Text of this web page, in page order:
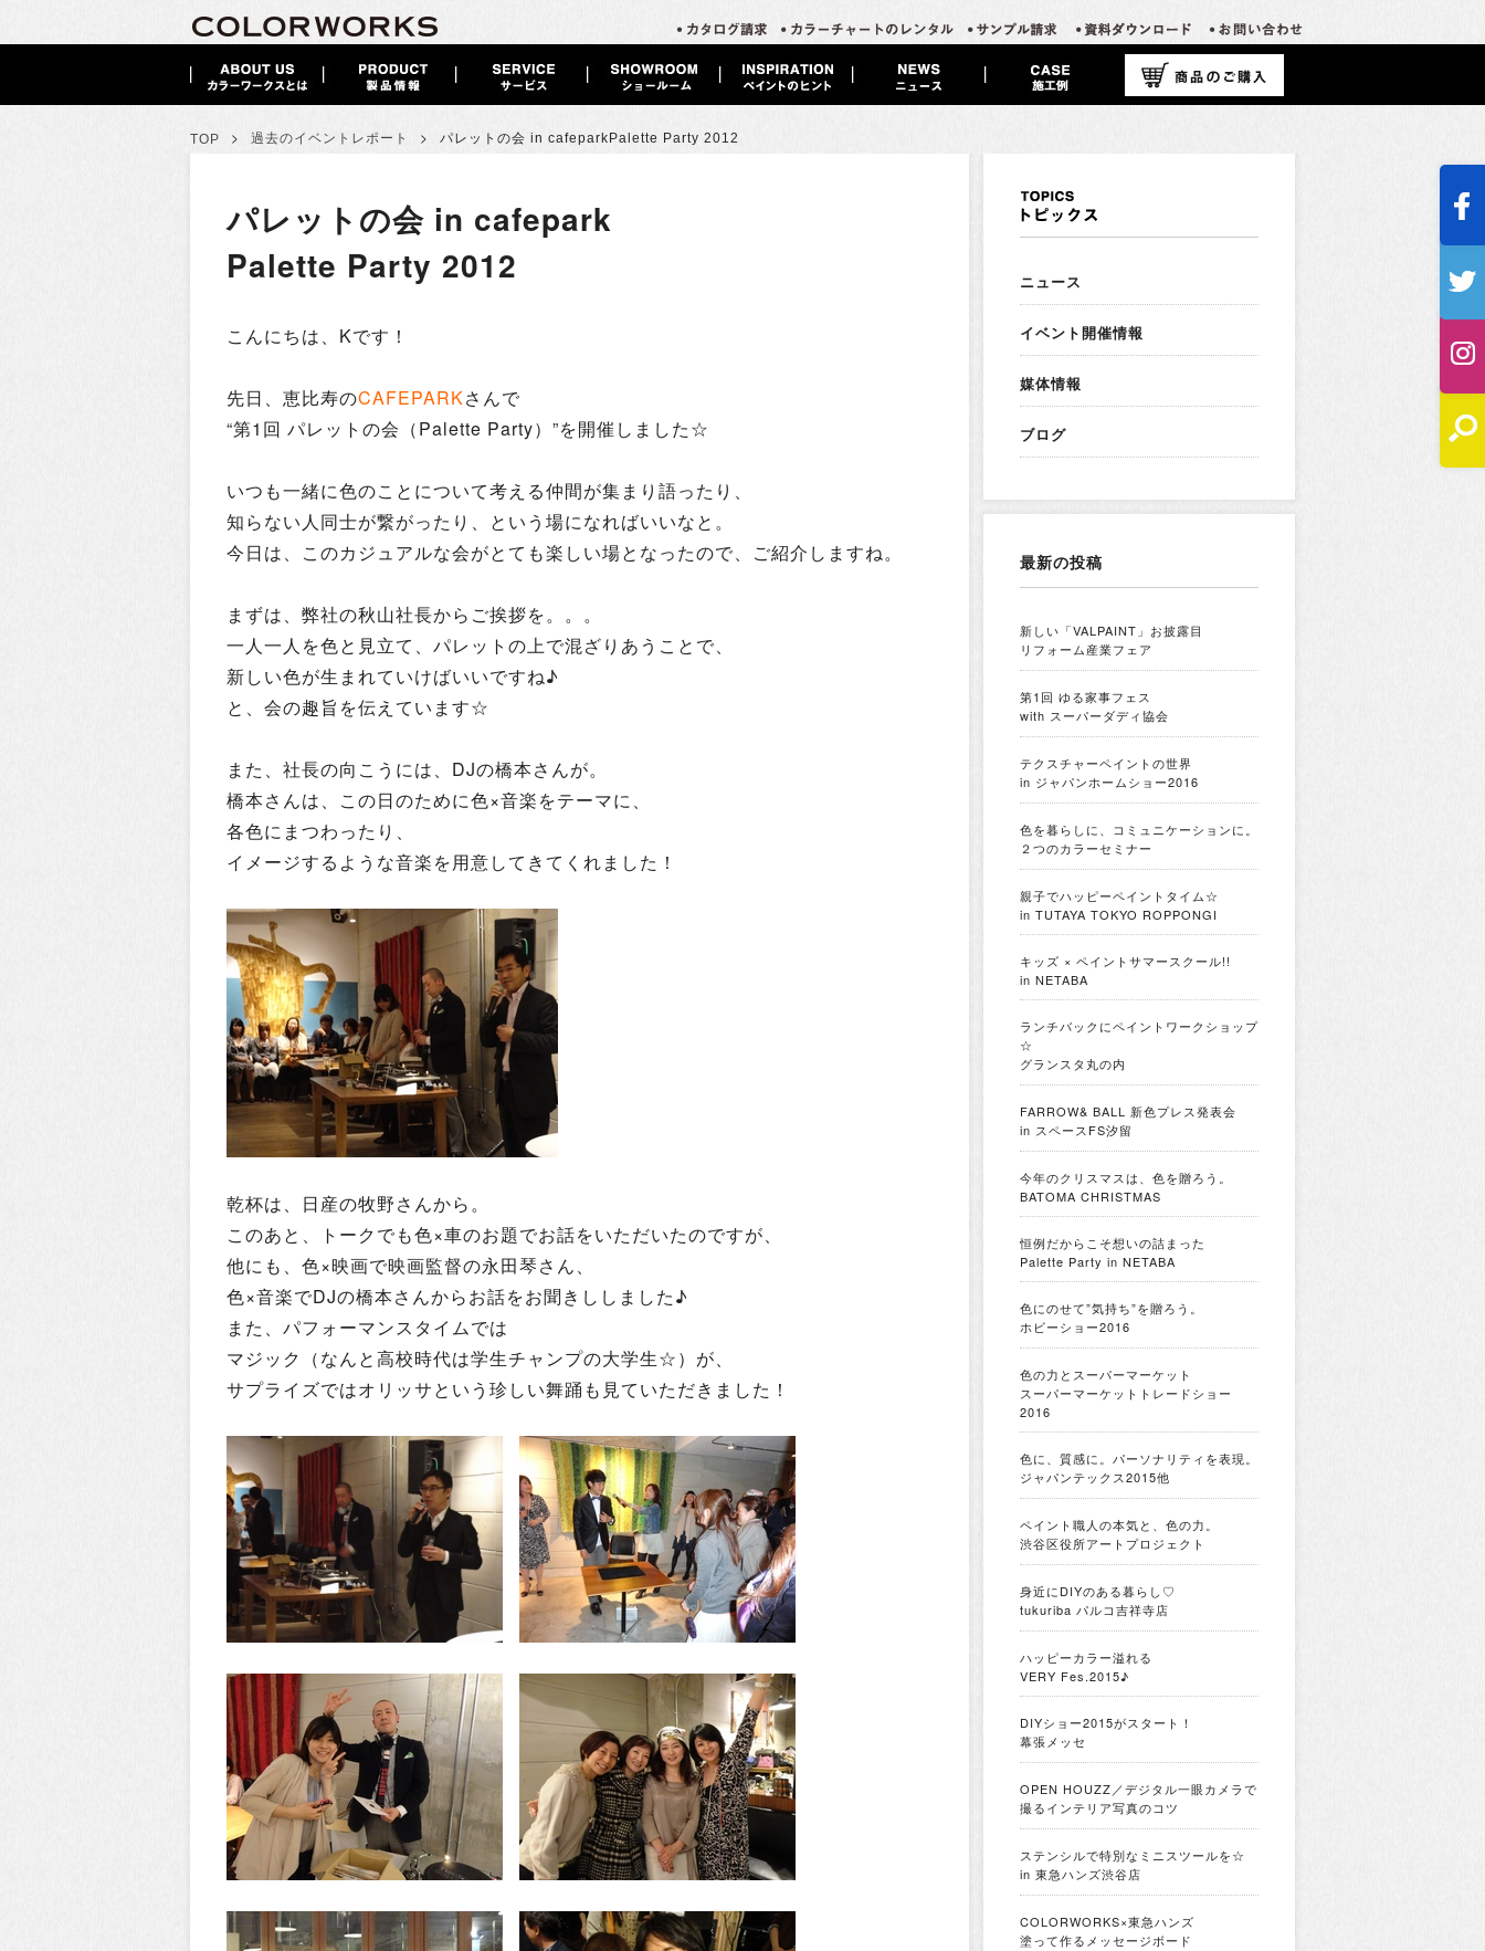
TOP > 過去のイベントレポート > パレットの会 in cafepark Palette Party 2012
パレットの会 in cafepark
Palette Party 2012
こんにちは、Kです！
先日、恵比寿のCAFEPARKさんで
“第1回 パレットの会（Palette Party）”を開催しました☆
いつも一緒に色のことについて考える仲間が集まり語ったり、
知らない人同士が繋がったり、という場になればいいなと。
今日は、このカジュアルな会がとても楽しい場となったので、ご紹介しますね。
まずは、弊社の秋山社長からご挨拶を。。。
一人一人を色と見立て、パレットの上で混ざりあうことで、
新しい色が生まれていけばいいですね♪
と、会の趣旨を伝えています☆
また、社長の向こうには、DJの橋本さんが。
橋本さんは、この日のために色×音楽をテーマに、
各色にまつわったり、
イメージするような音楽を用意してきてくれました！
乾杯は、日産の牧野さんから。
このあと、トークでも色×車のお題でお話をいただいたのですが、
他にも、色×映画で映画監督の永田琴さん、
色×音楽でDJの橋本さんからお話をお聞きししました♪
また、パフォーマンスタイムでは
マジック（なんと高校時代は学生チャンプの大学生☆）が、
サプライズではオリッサという珍しい舞踊も見ていただきました！
ニュース
イベント開催情報
媒体情報
ブログ
最新の投稿
新しい「VALPAINT」お披露目
リフォーム産業フェア
第1回 ゆる家事フェス
with スーパーダディ協会
テクスチャーペイントの世界
in ジャパンホームショー2016
色を暮らしに、コミュニケーションに。
２つのカラーセミナー
親子でハッピーペイントタイム☆
in TUTAYA TOKYO ROPPONGI
キッズ × ペイントサマースクール!!
in NETABA
ランチバックにペイントワークショップ
☆
グランスタ丸の内
FARROW& BALL 新色プレス発表会
in スペースFS汐留
今年のクリスマスは、色を贈ろう。
BATOMA CHRISTMAS
恒例だからこそ想いの詰まった
Palette Party in NETABA
色にのせて”気持ち”を贈ろう。
ホビーショー2016
色の力とスーパーマーケット
スーパーマーケットトレードショー
2016
色に、質感に。パーソナリティを表現。
ジャパンテックス2015他
ペイント職人の本気と、色の力。
渋谷区役所アートプロジェクト
身近にDIYのある暮らし♡
tukuriba パルコ吉祥寺店
ハッピーカラー溢れる
VERY Fes.2015♪
DIYショー2015がスタート！
幕張メッセ
OPEN HOUZZ／デジタル一眼カメラで
撮るインテリア写真のコツ
ステンシルで特別なミニスツールを☆
in 東急ハンズ渋谷店
COLORWORKS×東急ハンズ
塗って作るメッセージボード